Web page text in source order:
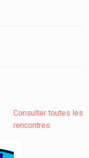
Consulter toutes les
rencontres